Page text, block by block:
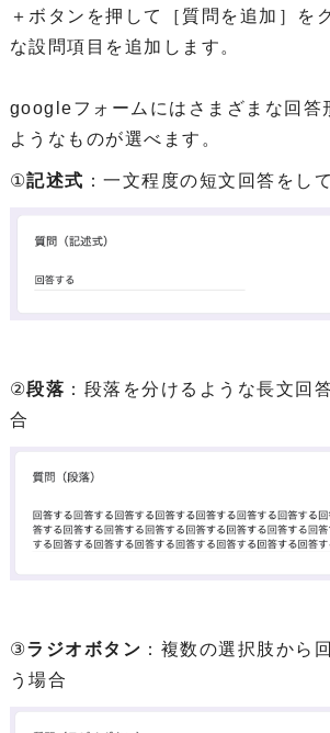
＋ボタンを押して［質問を追加］を
な設問項目を追加します。
googleフォームにはさまざまな回答
ようなものが選べます。
①記述式 ：一文程度の短文回答をし
②段落 ：段落を分けるような長文回
合
③ラジオボタン ：複数の選択肢から
う場合